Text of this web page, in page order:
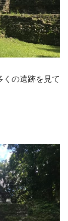
くの遺跡を見て